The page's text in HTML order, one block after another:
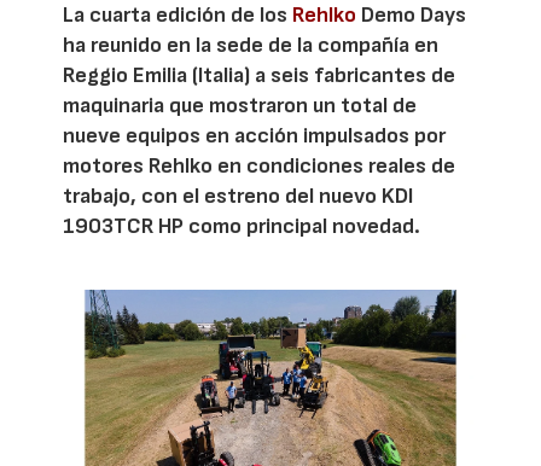
La cuarta edición de los Rehlko Demo Days
ha reunido en la sede de la compañía en
Reggio Emilia (Italia) a seis fabricantes de
maquinaria que mostraron un total de
nueve equipos en acción impulsados por
motores Rehlko en condiciones reales de
trabajo, con el estreno del nuevo KDI
1903TCR HP como principal novedad.